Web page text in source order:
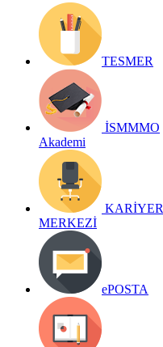
TESMER
İSMMMO
Akademi
KARİYER
MERKEZİ
ePOSTA